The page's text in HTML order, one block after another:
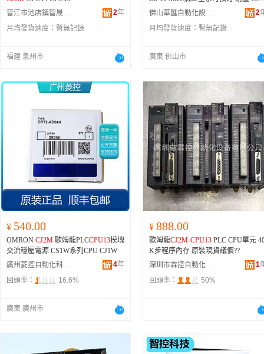
晉江市池店鎮智晟電子產品商行
2年
月均發貨速度： 暫無記錄
福建 泉州市
10H-Z-25、CD85F20-40-A、
-20、CJ2-10H-XC8-50、CJ1B4S-
2-5、CJ210-ARF08-10、CJ1B4-5U4
-Z-15、CJ2-10H-Z-10、CJ2-10H-A-15
0、CDJ2B16-100RZ-B、CJ1B4-15SU
0H-Z-150、CDJ2D10-15Z-B、CJ1B4-
2640-10、CDUJB12-5D、CJ210-ARH
15-10、CJ2-10HW-60A、1、
-60Z-B、CU16-5D、CDJ2L16-45Z-
A、CJ2-10H-Z-15Z、CJ1B4S-E6290-
5、CQ2B16-5D、CD85N12-10-B、CJ
2-10HW-15A、CJ206-U1R001-45、
J2B6-30R-B、CDJP2B10-5D、CJ2-10
H-Z-100Z、CJ2-10H-Z-175、CJ2-
Z-30、CXSM20-50、CJ1B4-10SU4、
CJ206-U1S004-25.4、CD85N25-90-
B、CJ2-10HW-150、CXSJM15-30、C
J2-10H-Z-125Z、CDUJB10-10D、CD
Q2A25-35DZ、CJ206-U1S005-33、M
GPM20-25Z、CDJP2B10-10D、
S-E7433-5、CD85N20-120-B、C85N1
6-50、CDJ2B10-10Z-B、
50、CJ210-ARF04-10、CDUK20-60
D、CJ2-10HW-10、CJ2-10HW-100A
CD85N25-25-B、CJ1D15-01-58533、
CJ2-10HB-XC8125、CJ1B2-10SU4、
0、CDQ2B32-25DZ、CJ1B4-20SU4
CDM2B20-125Z、CJ2-10H-XC8-80、
佛山華匯自動化設備有限公司 2
月均發貨速度： 暫無記錄
廣東 佛山市
¥ 540.00
OMRON CJ2M 歐姆龍PLCCPU13模塊
交流穩壓電源 CS1W系列CPU CJ1W
廣州菱控自動化科技有限公司
4年
回頭率：
16.6%
廣東 廣州市
¥ 888.00
歐姆龍CJ2M-CPU13 PLC CPU單元
K步程序內存 原裝現貨議價??
深圳市霖控自動化設備有限公司
1
回頭率：
50%